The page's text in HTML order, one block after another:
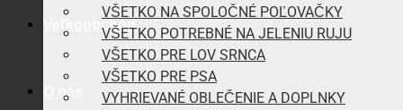
Veľkoobchod
O nás
VŠETKO NA SPOLOČNÉ POĽOVAČKY
VŠETKO POTREBNÉ NA JELENIU RUJU
VŠETKO PRE LOV SRNCA
VŠETKO PRE PSA
VYHRIEVANÉ OBLEČENIE A DOPLNKY